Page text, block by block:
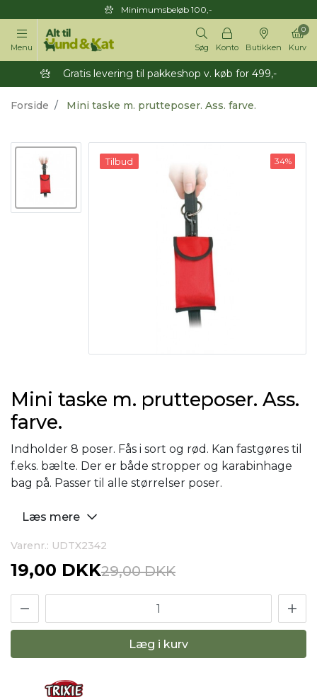
Minimumsbeløb 100,-
Menu Søg Konto Butikken Kurv
0
Gratis levering til pakkeshop v. køb for 499,-
Forside Mini taske m. prutteposer. Ass. farve.
Tilbud 34%
Mini taske m. prutteposer. Ass.
farve.
Indholder 8 poser. Fås i sort og rød. Kan fastgøres til
f.eks. bælte. Der er både stropper og karabinhage
bag på. Passer til alle størrelser poser.
Læs mere
Varenr.: UDTX2342
19,00 DKK29,00 DKK
Læg i kurv